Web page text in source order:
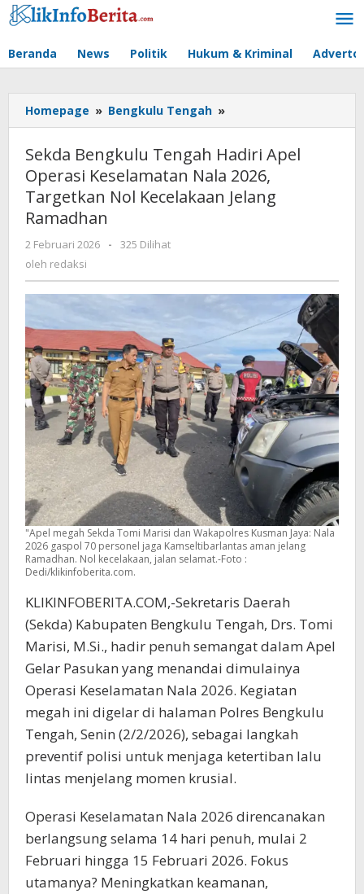
Lewati
ke
Beranda News Politik Hukum & Kriminal
Homepage » Bengkulu Tengah »
Bengkulu
Hadiri
Apel
Operasi
Keselamatan
Nol
Kecelakaan
Jelang
Ramadhan
Sekda Bengkulu Tengah Hadiri Apel
Operasi Keselamatan Nala 2026,
Targetkan Nol Kecelakaan Jelang
Ramadhan
2 Februari 2026
oleh
-
325 Dilihat
oleh redaksi
"Apel megah Sekda Tomi Marisi dan Wakapolres Kusman Jaya: Nala
2026 gaspol 70 personel jaga Kamseltibarlantas aman jelang
Ramadhan. Nol kecelakaan, jalan selamat.-Foto :
Dedi/klikinfoberita.com.
KLIKINFOBERITA.COM,-Sekretaris Daerah
(Sekda) Kabupaten Bengkulu Tengah, Drs. Tomi
Marisi, M.Si., hadir penuh semangat dalam Apel
Gelar Pasukan yang menandai dimulainya
Operasi Keselamatan Nala 2026. Kegiatan
megah ini digelar di halaman Polres Bengkulu
Tengah, Senin (2/2/2026), sebagai langkah
preventif polisi untuk menjaga ketertiban lalu
lintas menjelang momen krusial.
Operasi Keselamatan Nala 2026 direncanakan
berlangsung selama 14 hari penuh, mulai 2
Februari hingga 15 Februari 2026. Fokus
utamanya? Meningkatkan keamanan,